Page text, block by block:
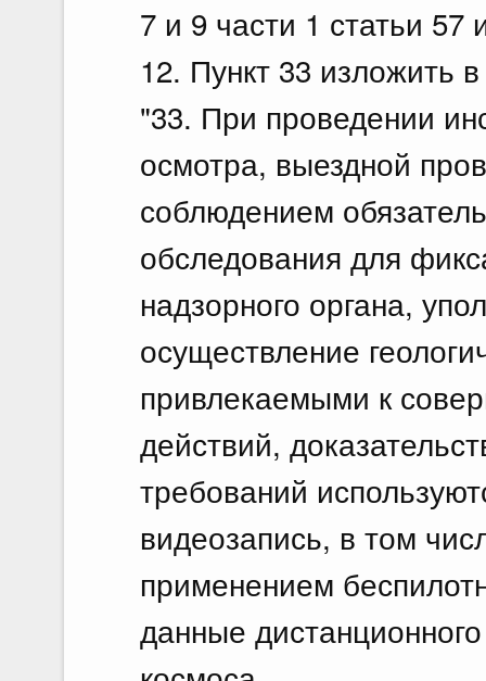
7 и 9 части 1 статьи 57
12. Пункт 33 изложить
"33. При проведении
осмотра, выездной
соблюдением
обследования для
надзорного органа,
осуществление
привлекаемыми к
действий,
требований
видеозапись, в том
применением
данные